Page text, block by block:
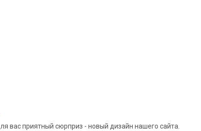
вас приятный сюрприз - новый дизайн нашего сайта.